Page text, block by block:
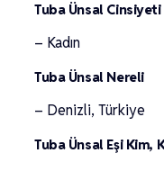
Tuba Ünsal Cinsiyeti
– Kadın
Tuba Ünsal Nereli
– Denizli, Türkiye
Tuba Ünsal Eşi Kim,